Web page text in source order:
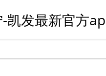
凯发最新官方